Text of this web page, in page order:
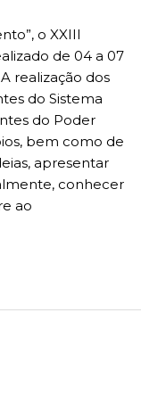
o XXIII
de 04 a 07
realização dos
do Sistema
do Poder
bem como de
apresentar
conhecer
ao